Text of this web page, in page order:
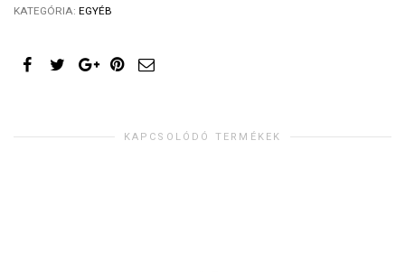
KATEGÓRIA: EGYÉB
KAPCSOLÓDÓ TERMÉKEK